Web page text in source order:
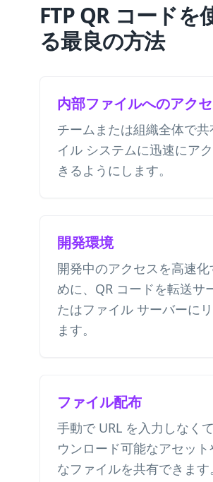
FTP QR コードを
る最良の方法
内部ファイルへのアク
チームまたは組織全体で共
イル システムに迅速にア
きるようにします。
開発環境
開発中のアクセスを高速化
めに、QR コードを転送サ
たはファイル サーバーに
ます。
ファイル配布
手動で URL を入力しなく
ウンロード可能なアセット
なファイルを共有できます。